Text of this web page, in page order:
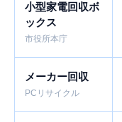
小型家電回収ボ
ックス
市役所本庁
メーカー回収
PCリサイクル